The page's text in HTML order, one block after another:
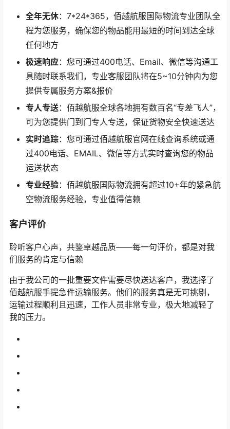
全年无休：7*24*365，佰越航服国际物流专业团队全
程为您服务，确保您的物品能用最短的时间到达全球
任何地方
极速响应：您可通过400电话、Email、微信等沟通工
具随时联系我们，专业客服团队将在5~10分钟内为您
提供专属服务方案&报价
专人专送：佰越航服全球各地拥有数百名“专差飞人”，
可为您提供门到门专人专送，保证货物安全快速送达
实时追踪：您可通过佰越航服官网在线查询系统或通
过400电话、EMAIL、微信等方式实时查询您的物品
运送状态
专业经验：佰越航服国际物流拥有超过10+年的紧急航
空物流服务经验，专业值得信赖
客户评价
聆听客户心声，共鉴卓越品质——每一句评价，都是对我
们服务的肯定与信赖
由于我公司的一批重要文件需要尽快送达客户，我选择了
佰越航服手提急件运输服务。他们的服务真是无可挑剔，
运输过程顺利且迅速，工作人员非常专业，极大地减轻了
我的压力。